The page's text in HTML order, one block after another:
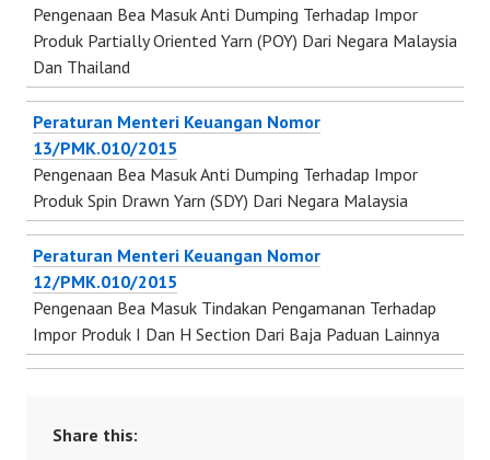
Pengenaan Bea Masuk Anti Dumping Terhadap Impor
Produk Partially Oriented Yarn (POY) Dari Negara Malaysia
Dan Thailand
Peraturan Menteri Keuangan Nomor
13/PMK.010/2015
Pengenaan Bea Masuk Anti Dumping Terhadap Impor
Produk Spin Drawn Yarn (SDY) Dari Negara Malaysia
Peraturan Menteri Keuangan Nomor
12/PMK.010/2015
Pengenaan Bea Masuk Tindakan Pengamanan Terhadap
Impor Produk I Dan H Section Dari Baja Paduan Lainnya
Share this: